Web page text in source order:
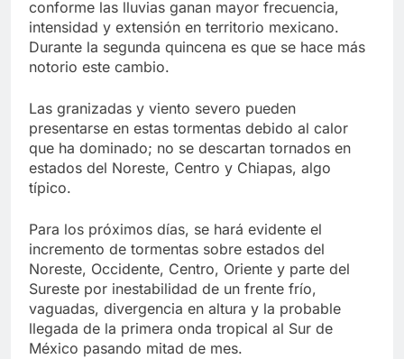
conforme las lluvias ganan mayor frecuencia,
intensidad y extensión en territorio mexicano.
Durante la segunda quincena es que se hace más
notorio este cambio.
Las granizadas y viento severo pueden
presentarse en estas tormentas debido al calor
que ha dominado; no se descartan tornados en
estados del Noreste, Centro y Chiapas, algo
típico.
Para los próximos días, se hará evidente el
incremento de tormentas sobre estados del
Noreste, Occidente, Centro, Oriente y parte del
Sureste por inestabilidad de un frente frío,
vaguadas, divergencia en altura y la probable
llegada de la primera onda tropical al Sur de
México pasando mitad de mes.